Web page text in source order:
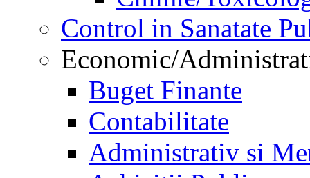
Control in Sanatate
Economic/
Buget Finante
Contabilitate
Administrativ si